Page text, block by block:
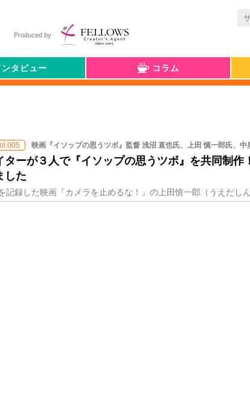
Produced by
ンタビュー コラム
映画『イソップの思うツボ』監督 浅沼 直也氏、上田 慎一郎氏、中
ターが３人で『イソップの思うツボ』を共同制作
した